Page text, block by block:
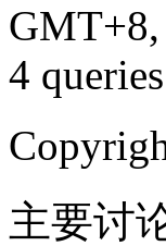
4
主要讨